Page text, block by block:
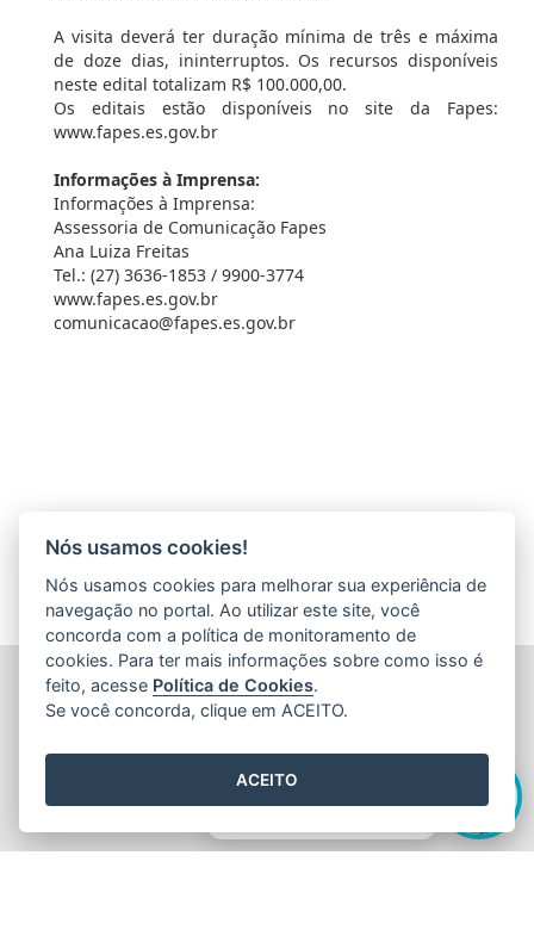
A visita deverá ter duração mínima de três e máxima
de doze dias, ininterruptos. Os recursos disponíveis
neste edital totalizam R$ 100.000,00.
Os editais estão disponíveis no site da Fapes:
www.fapes.es.gov.br
Informações à Imprensa:
Informações à Imprensa:
Assessoria de Comunicação Fapes
Ana Luiza Freitas
Tel.: (27) 3636-1853 / 9900-3774
www.fapes.es.gov.br
comunicacao@fapes.es.gov.br
Olá! Sou a
como posso te ajudar hoje?
FUNDAÇÃO DE AMPARO À PESQUISA E INOVAÇÃO DO
ESPÍRITO SANTO (FAPES)
CEP: 29066-380 - Vitória / ES
Tel.: 27 3636 1850
Nós usamos cookies!
Nós usamos cookies para melhorar sua experiência de
navegação no portal. Ao utilizar este site, você
concorda com a política de monitoramento de
cookies. Para ter mais informações sobre como isso é
feito, acesse Política de Cookies.
Se você concorda, clique em ACEITO.
ACEITO